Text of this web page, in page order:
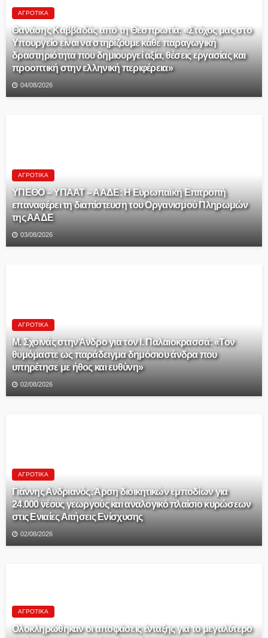
ΑΓΡΟΤΙΚΆ
Θανάσης Καββαδάς από τη Θεσπρωτία: «Στόχος μας στο
Υπουργείο είναι να στηρίζουμε κάθε παραγωγική
δραστηριότητα που δημιουργεί αξία, θέσεις εργασίας και
προοπτική στην ελληνική περιφέρεια»
04/08/2026
ΑΓΡΟΤΙΚΆ
ΥΠΕΘΟ – ΥΠΑΑΤ – ΑΑΔΕ: H Ευρωπαϊκή Επιτροπή
επαναφέρει τη διαπίστευση του Οργανισμού Πληρωμών
της ΑΑΔΕ
03/08/2026
ΑΓΡΟΤΙΚΆ
Μ. Σχοινάς στην Άνδρο για τον Ι. Παλαιοκρασσά: «Τον
θυμόμαστε ως παράδειγμα δημόσιου άνδρα που
υπηρέτησε με ήθος και ευθύνη»
02/08/2026
ΑΓΡΟΤΙΚΆ
Γιάννης Ανδριανός: Άρση διοικητικών εμποδίων για
24.000 νέους γεωργούς και αναλογικό πλαίσιο κυρώσεων
στις Ενιαίες Αιτήσεις Ενίσχυσης
02/08/2026
ΑΓΡΟΤΙΚΆ
Ολοκληρώθηκαν οι αποφάσεις ένταξης για το μεγαλύτερο